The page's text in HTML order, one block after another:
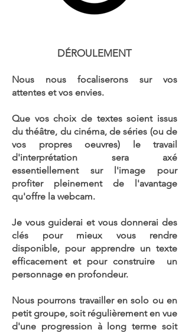
DÉROULEMENT
Nous nous focaliserons sur vos
attentes et vos envies.
Que vos choix de textes soient issus
du théâtre, du cinéma, de séries (ou de
vos propres oeuvres) le travail
d'interprétation sera axé
essentiellement sur l'image pour
profiter pleinement de l'avantage
qu'offre la webcam.
Je vous guiderai et vous donnerai des
clés pour mieux vous rendre
disponible, pour apprendre un texte
efficacement et pour construire un
personnage en profondeur.
Nous pourrons travailler en solo ou en
petit groupe, soit régulièrement en vue
d'une progression à long terme soit